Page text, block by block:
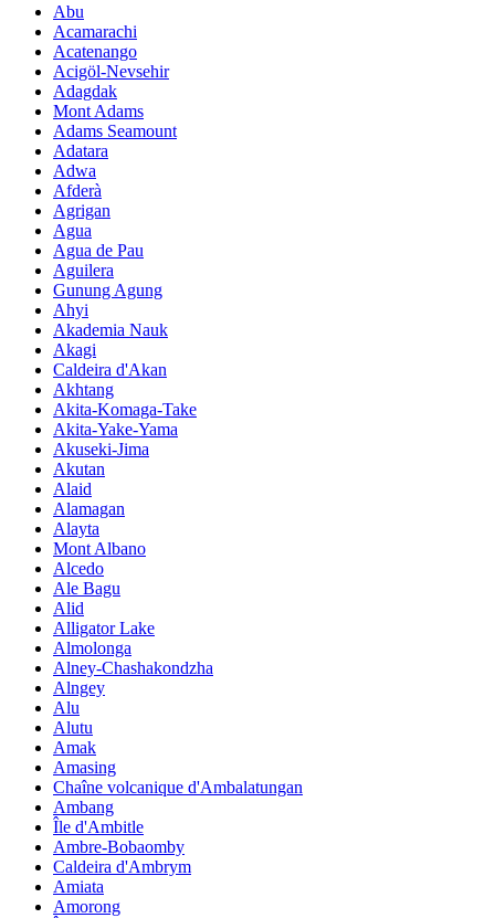
Abu
Acamarachi
Acatenango
Acigöl-Nevsehir
Adagdak
Mont Adams
Adams Seamount
Adatara
Adwa
Afderà
Agrigan
Agua
Agua de Pau
Aguilera
Gunung Agung
Ahyi
Akademia Nauk
Akagi
Caldeira d'Akan
Akhtang
Akita-Komaga-Take
Akita-Yake-Yama
Akuseki-Jima
Akutan
Alaid
Alamagan
Alayta
Mont Albano
Alcedo
Ale Bagu
Alid
Alligator Lake
Almolonga
Alney-Chashakondzha
Alngey
Alu
Alutu
Amak
Amasing
Chaîne volcanique d'Ambalatungan
Ambang
Île d'Ambitle
Ambre-Bobaomby
Caldeira d'Ambrym
Amiata
Amorong